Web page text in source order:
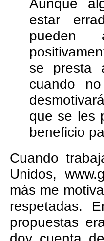
Aunque
estar
pueden
se presta
cuando
que se les
beneficio
Cuando
Unidos,
más me
respetadas.
propuestas